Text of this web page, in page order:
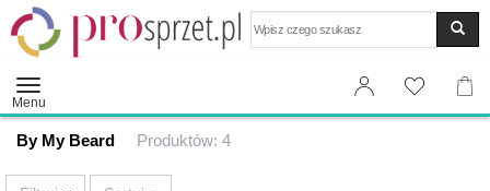
Menu
By My Beard Produktów: 4